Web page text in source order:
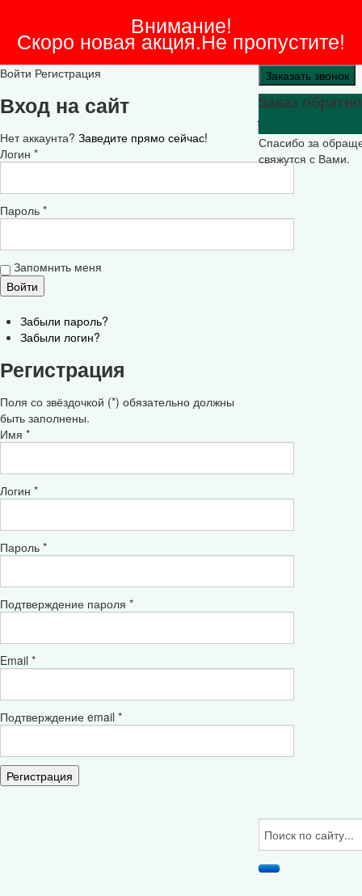
Внимание!
Скоро новая акция.Не пропустите!
Войти Регистрация
Вход на сайт
Нет аккаунта? Заведите прямо сейчас!
Логин *
Пароль *
Запомнить меня
Забыли пароль?
Забыли логин?
Регистрация
Поля со звёздочкой (*) обязательно должны
быть заполнены.
Имя *
Логин *
Пароль *
Подтверждение пароля *
Email *
Подтверждение email *
Регистрация
Заказать звонок
Заказ
Спасибо за
свяжутся с Вами.